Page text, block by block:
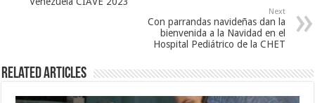
Next
Con parrandas navideñas dan la
bienvenida a la Navidad en el
Hospital Pediátrico de la CHET
Related Articles